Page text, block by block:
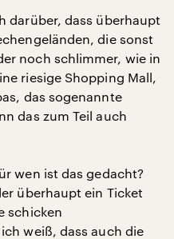
darüber, dass überhaupt
die sonst
noch schlimmer, wie in
riesige Shopping Mall,
das sogenannte
das zum Teil auch
wen ist das gedacht?
überhaupt ein Ticket
schicken
weiß, dass auch die